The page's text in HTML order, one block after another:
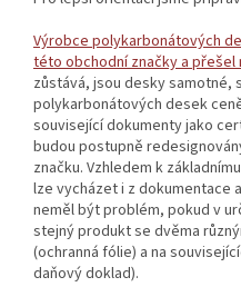
Výrobce polykarbonátových
této obchodní značky a přešel
zůstává, jsou desky samotné,
polykarbonátových desek
související dokumenty jako
budou postupně
značku. Vzhledem k
lze vycházet i z dokumentace
neměl být problém, pokud v
stejný produkt se dvěma
(ochranná fólie) a na
daňový doklad).